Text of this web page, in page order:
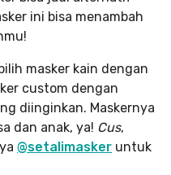
ini bisa menambah
masker kain dengan
custom dengan
diinginkan. Maskernya
dan anak, ya! Cus,
@setalimasker untuk